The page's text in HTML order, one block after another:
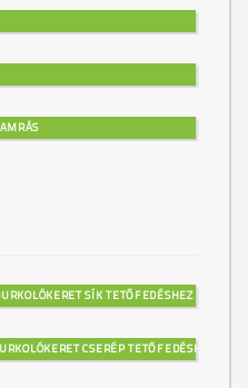
SÍK TETŐFEDÉSHEZ
CSERÉP TETŐFEDÉSHEZ